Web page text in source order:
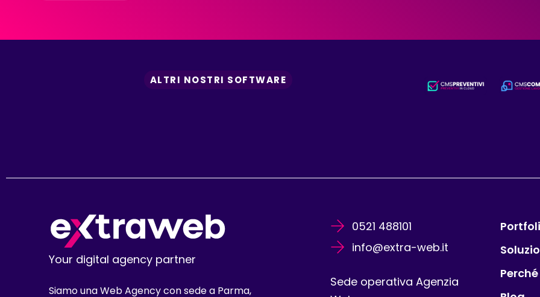
ALTRI NOSTRI SOFTWARE
Your digital agency partner
Siamo una Web Agency con sede a Parma,
0521 488101
info@extra-web.it
Sede operativa Agenzia